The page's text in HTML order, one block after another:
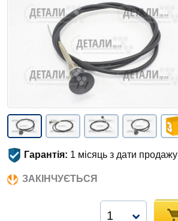
Гарантія: 1 місяць з дати продажу
ЗАКІНЧУЄТЬСЯ
1